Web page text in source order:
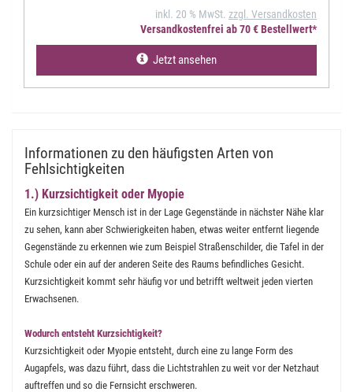
inkl. 20 % MwSt. zzgl. Versandkosten
Versandkostenfrei ab 70 € Bestellwert*
Jetzt ansehen
Informationen zu den häufigsten Arten von
Fehlsichtigkeiten
1.) Kurzsichtigkeit oder Myopie
Ein kurzsichtiger Mensch ist in der Lage Gegenstände in nächster Nähe klar
zu sehen, kann aber Schwierigkeiten haben, etwas weiter entfernt liegende
Gegenstände zu erkennen wie zum Beispiel Straßenschilder, die Tafel in der
Schule oder ein auf der anderen Seite des Raums befindliches Gesicht.
Kurzsichtigkeit kommt sehr häufig vor und betrifft weltweit jeden vierten
Erwachsenen.
Wodurch entsteht Kurzsichtigkeit?
Kurzsichtigkeit oder Myopie entsteht, durch eine zu lange Form des
Augapfels, was dazu führt, dass die Lichtstrahlen zu weit vor der Netzhaut
auftreffen und so die Fernsicht erschweren.